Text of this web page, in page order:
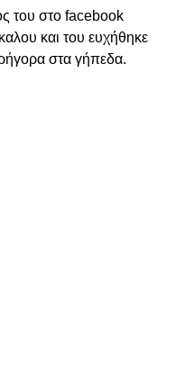
του στο facebook
και του ευχήθηκε
στα γήπεδα.